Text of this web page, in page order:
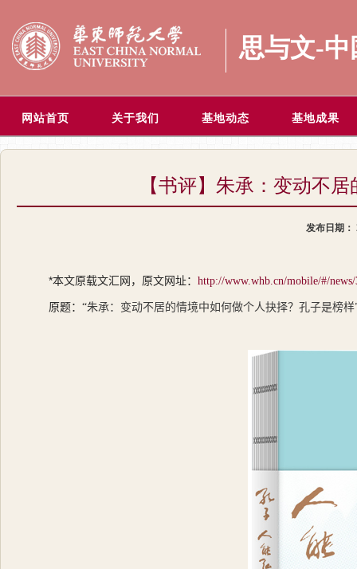
思与文-
网站首页 关于我们 基地动态 基地成果
【书评】朱承：变动不
发布日期：
*本文原载文汇网，原文网址： http://www.whb.cn/mobile/#/news/
原题：“朱承：变动不居的情境中如何做个人抉择？孔子是榜样